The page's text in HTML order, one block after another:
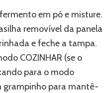
em pó e misture.
removível da panela
e feche a tampa.
COZINHAR (se o
para o modo
grampinho para mantê-